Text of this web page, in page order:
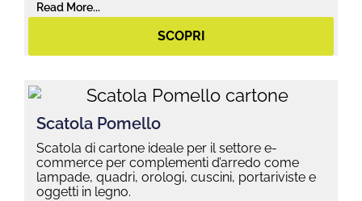
Read More...
SCOPRI
Scatola Pomello
Scatola di cartone ideale per il settore e-
commerce per complementi d’arredo come
lampade, quadri, orologi, cuscini, portariviste e
oggetti in legno.